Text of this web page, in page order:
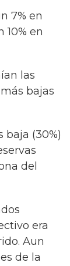
7% en
en
las
bajas
baja (30%)
del
era
Aun
de la